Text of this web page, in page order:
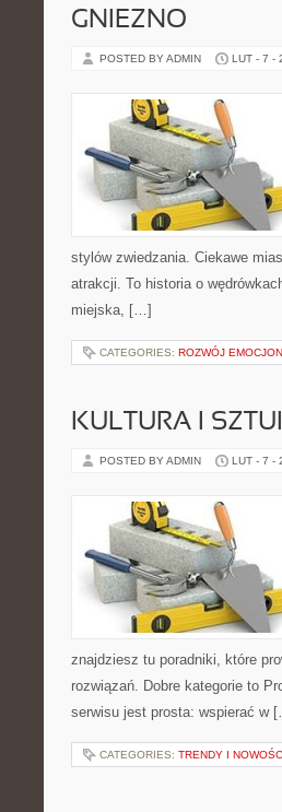
GNIEZNO
POSTED BY ADMIN LUT - 7 -
stylów zwiedzania. Ciekawe
atrakcji. To historia o
miejska, […]
CATEGORIES: ROZWÓJ
KULTURA I
POSTED BY ADMIN LUT - 7 -
znajdziesz tu poradniki, które
rozwiązań. Dobre kategorie to
serwisu jest prosta: wspierać w
CATEGORIES: TRENDY I